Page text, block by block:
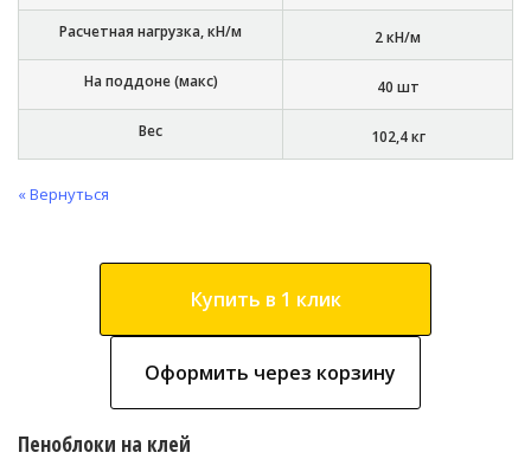
Расчетная нагрузка, кН/м 2 кН/м
На поддоне (макс) 40 шт
Вес 102,4 кг
« Вернуться
Купить в 1 клик
Оформить через корзину
Пеноблоки на клей